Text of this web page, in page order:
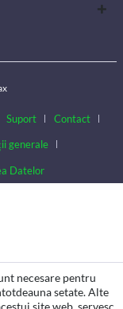
Suport
Contact
generale
Datelor
necesare pentru
setate. Alte
site web, servesc